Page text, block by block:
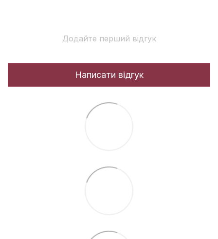
Додайте перший відгук
Написати відгук